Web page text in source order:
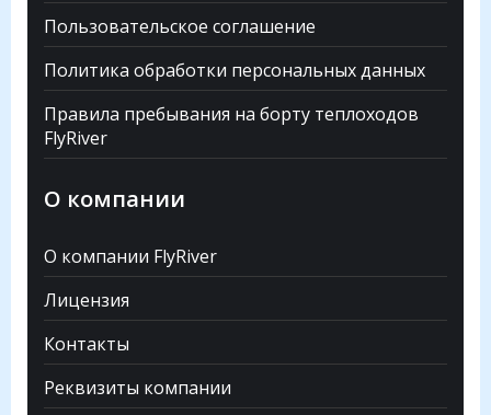
Пользовательское соглашение
Политика обработки персональных данных
Правила пребывания на борту теплоходов
FlyRiver
О компании
О компании FlyRiver
Лицензия
Контакты
Реквизиты компании